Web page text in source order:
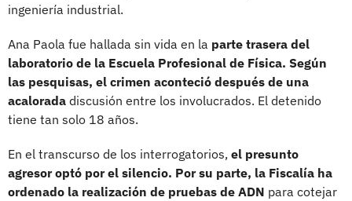
ingeniería industrial.
Ana Paola fue hallada sin vida en la parte trasera del
laboratorio de la Escuela Profesional de Física. Según
las pesquisas, el crimen aconteció después de una
acalorada discusión entre los involucrados. El detenido
tiene tan solo 18 años.
En el transcurso de los interrogatorios, el presunto
agresor optó por el silencio. Por su parte, la Fiscalía ha
ordenado la realización de pruebas de ADN para cotejar